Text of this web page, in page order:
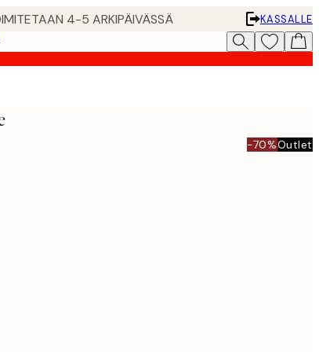
4-5 ARKIPÄIVÄSSÄ
KASSALLE
-70%Outlet